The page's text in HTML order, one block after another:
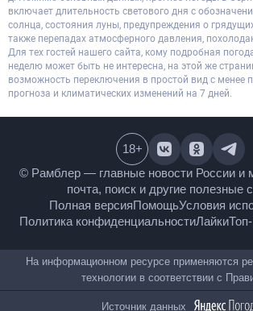
включает длительность светового дня с
солнца, состояния луны, предупреждения о
также перепадах атмосферного давления,
Для тех гостей нашего сайта, кому подробная
неделю может быть не интересна, на этой же
возможность переключения в простой вид с
прогноза и климатических изменений на 7 дней.
© Рамблер — главные новости
гороскопы, почта, поиск и другие
Полная версияПомощьУсловия
Политика конфиденциальности
18+
На информационном ресурсе
рекомендательные технологии в